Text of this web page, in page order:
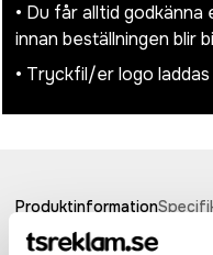
• Du får alltid
innan beställningen blir
• Tryckfil/er logo laddas
Produktinformation